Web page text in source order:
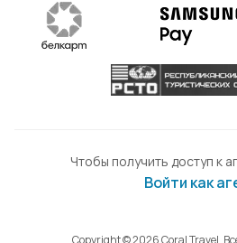
Чтобы получить доступ к
Войти как
Copyright © 2026 Coral Travel.